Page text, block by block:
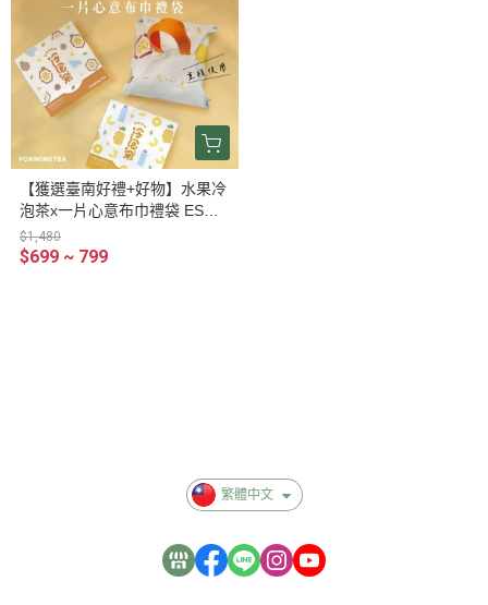
【獲選臺南好禮+好物】水果冷
泡茶x一片心意布巾禮袋 ESG
永續提案
$1,480
$699 ~ 799
繁體中文